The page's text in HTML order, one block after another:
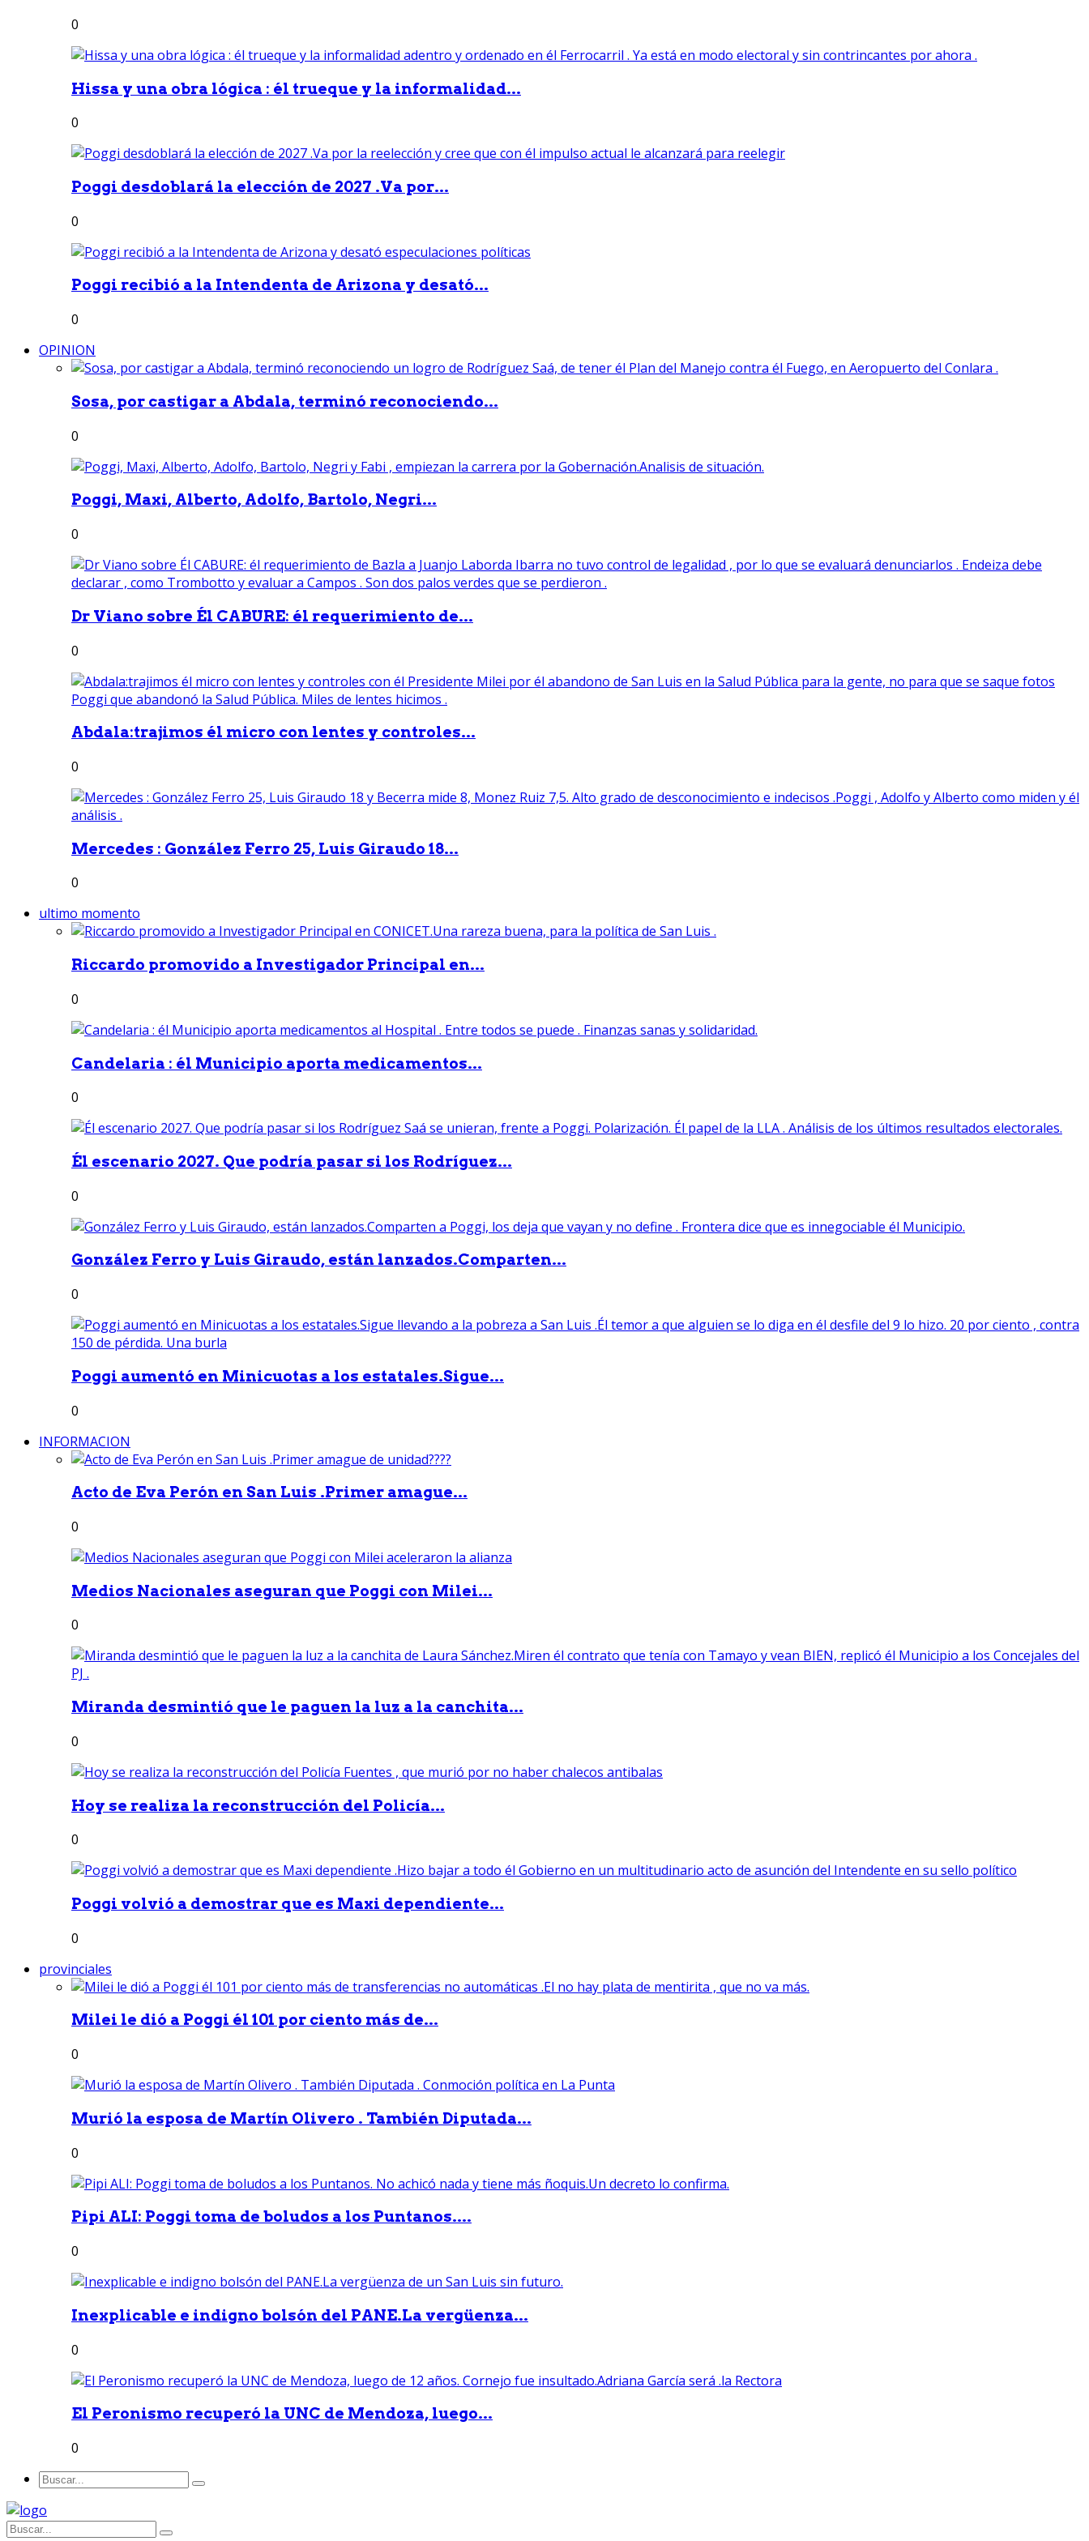
0
Hissa y una obra lógica : él trueque y la informalidad...
0
Poggi desdoblará la elección de 2027 .Va por...
0
Poggi recibió a la Intendenta de Arizona y desató...
0
OPINION
Sosa, por castigar a Abdala, terminó reconociendo...
0
Poggi, Maxi, Alberto, Adolfo, Bartolo, Negri...
0
Dr Viano sobre Él CABURE: él requerimiento de...
0
Abdala:trajimos él micro con lentes y controles...
0
Mercedes : González Ferro 25, Luis Giraudo 18...
0
ultimo momento
Riccardo promovido a Investigador Principal en...
0
Candelaria : él Municipio aporta medicamentos...
0
Él escenario 2027. Que podría pasar si los Rodríguez...
0
González Ferro y Luis Giraudo, están lanzados.Comparten...
0
Poggi aumentó en Minicuotas a los estatales.Sigue...
0
INFORMACION
Acto de Eva Perón en San Luis .Primer amague...
0
Medios Nacionales aseguran que Poggi con Milei...
0
Miranda desmintió que le paguen la luz a la canchita...
0
Hoy se realiza la reconstrucción del Policía...
0
Poggi volvió a demostrar que es Maxi dependiente...
0
provinciales
Milei le dió a Poggi él 101 por ciento más de...
0
Murió la esposa de Martín Olivero . También Diputada...
0
Pipi ALI: Poggi toma de boludos a los Puntanos....
0
Inexplicable e indigno bolsón del PANE.La vergüenza...
0
El Peronismo recuperó la UNC de Mendoza, luego...
0